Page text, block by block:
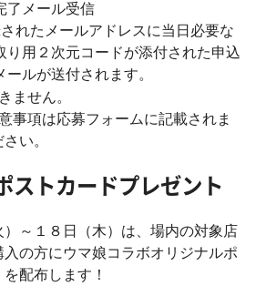
了メール受信
れたメールアドレスに当日必要な
り用２次元コードが添付された申込
ールが送付されます。
ません。
事項は応募フォームに記載されま
い。
ストカードプレゼント
～１８日（木）は、場内の対象店
の方にウマ娘コラボオリジナルポ
配布します！